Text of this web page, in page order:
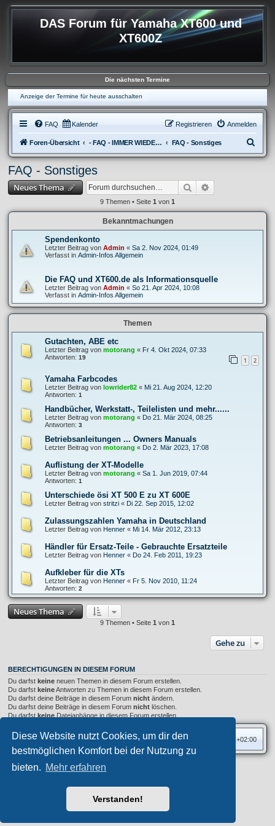
Diese Website nutzt Cookies, um dir den
bestmöglichen Komfort bei der Nutzung zu
bieten. Mehr erfahren
Verstanden!
DAS Forum für Yamaha XT600 und
XT600Z
Die nächsten Termine
Anzeige der Termine für heute ausschalten
FAQ Kalender Anmelden
Registrieren
Foren-Übersicht - FAQ - IMMER WIEDER AUFKOMMENDE FRAGEN FAQ - Sonstiges
u
FAQ - Sonstiges
Neues Thema Suche
9 Themen • Seite 1 von 1
Bekanntmachungen
Spendenkonto
Letzter Beitrag von Admin « Sa 2. Nov 2024, 01:49
Verfasst in Admin-Infos Allgemein
Die FAQ und XT600.de als Informationsquelle
Letzter Beitrag von Admin « So 21. Apr 2024, 10:08
Verfasst in Admin-Infos Allgemein
Themen
Gutachten, ABE etc
Letzter Beitrag von motorang « Fr 4. Okt 2024, 07:33
Antworten: 19 1 2
Yamaha Farbcodes
Letzter Beitrag von lowrider82 « Mi 21. Aug 2024, 12:20
Antworten: 1
Handbücher, Werkstatt-, Teilelisten und mehr......
Letzter Beitrag von motorang « Do 21. Mär 2024, 08:25
Antworten: 3
Betriebsanleitungen ... Owners Manuals
Letzter Beitrag von motorang « Do 2. Mär 2023, 17:08
Auflistung der XT-Modelle
Letzter Beitrag von motorang « Sa 1. Jun 2019, 07:44
Antworten: 1
Unterschiede ösi XT 500 E zu XT 600E
Letzter Beitrag von stritzi « Di 22. Sep 2015, 12:02
Zulassungszahlen Yamaha in Deutschland
Letzter Beitrag von Henner « Mi 14. Mär 2012, 23:13
Händler für Ersatz-Teile - Gebrauchte Ersatzteile
Letzter Beitrag von Henner « Do 24. Feb 2011, 19:23
Aufkleber für die XTs
Letzter Beitrag von Henner « Fr 5. Nov 2010, 11:24
Antworten: 2
Neues Thema
9 Themen • Seite 1 von 1
Gehe zu
BERECHTIGUNGEN IN DIESEM FORUM
Du darfst keine neuen Themen in diesem Forum erstellen.
Du darfst keineAntworten zu Themen in diesem Forum erstellen.
Du darfst deine Beiträge in diesem Forum nicht ändern.
Du darfst deine Beiträge in diesem Forum nicht löschen.
Du darfst keine Dateianhänge in diesem Forum erstellen.
Foren-Übersicht Alle Zeiten sind UTC+02:00
Privates Forum ©